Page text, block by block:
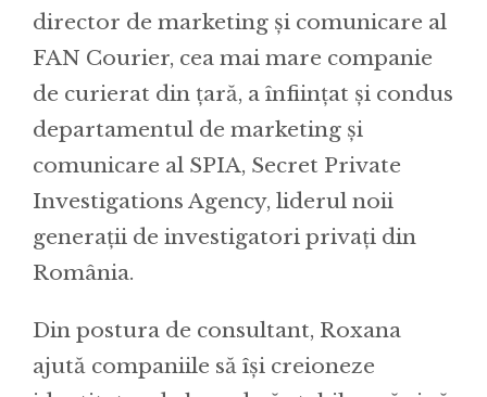
director de marketing și comunicare al
FAN Courier, cea mai mare companie
de curierat din țară, a înființat și condus
departamentul de marketing și
comunicare al SPIA, Secret Private
Investigations Agency, liderul noii
generații de investigatori privați din
România.
Din postura de consultant, Roxana
ajută companiile să își creioneze